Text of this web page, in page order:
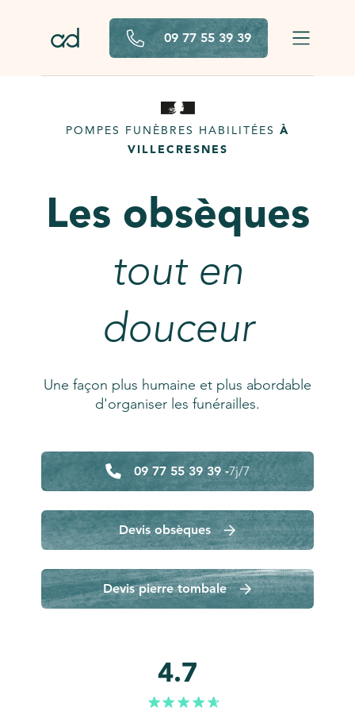
09 77 55 39 39
POMPES FUNÈBRES HABILITÉES À
VILLECRESNES
Les obsèques
tout en
douceur
Une façon plus humaine et plus abordable
d'organiser les funérailles.
09 77 55 39 39 -7j/7
Devis obsèques
Devis pierre tombale
4.7